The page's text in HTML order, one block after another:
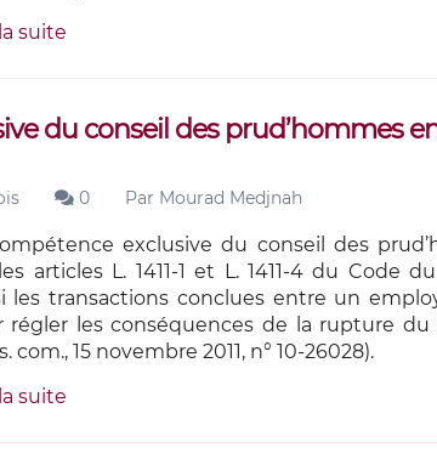
suite
du conseil des prud’hommes
0 Par Mourad Medjnah
exclusive du conseil des
articles L. 1411-1 et L. 1411-4 du Code
les transactions conclues entre un
régler les conséquences de la rupture du
com., 15 novembre 2011, n° 10-26028).
suite